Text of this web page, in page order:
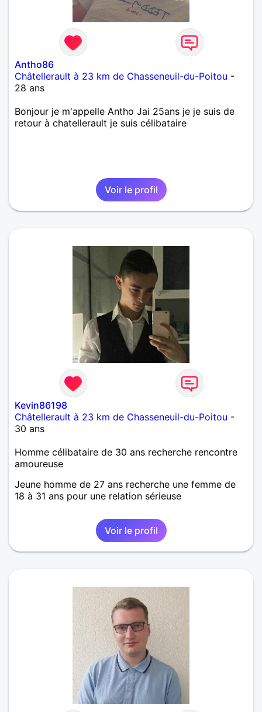
Antho86
Châtellerault à 23 km de Chasseneuil-du-Poitou -
28 ans
Bonjour je m'appelle Antho Jai 25ans je je suis de
retour à chatellerault je suis célibataire
Voir le profil
Kevin86198
Châtellerault à 23 km de Chasseneuil-du-Poitou -
30 ans
Homme célibataire de 30 ans recherche rencontre
amoureuse
Jeune homme de 27 ans recherche une femme de
18 à 31 ans pour une relation sérieuse
Voir le profil